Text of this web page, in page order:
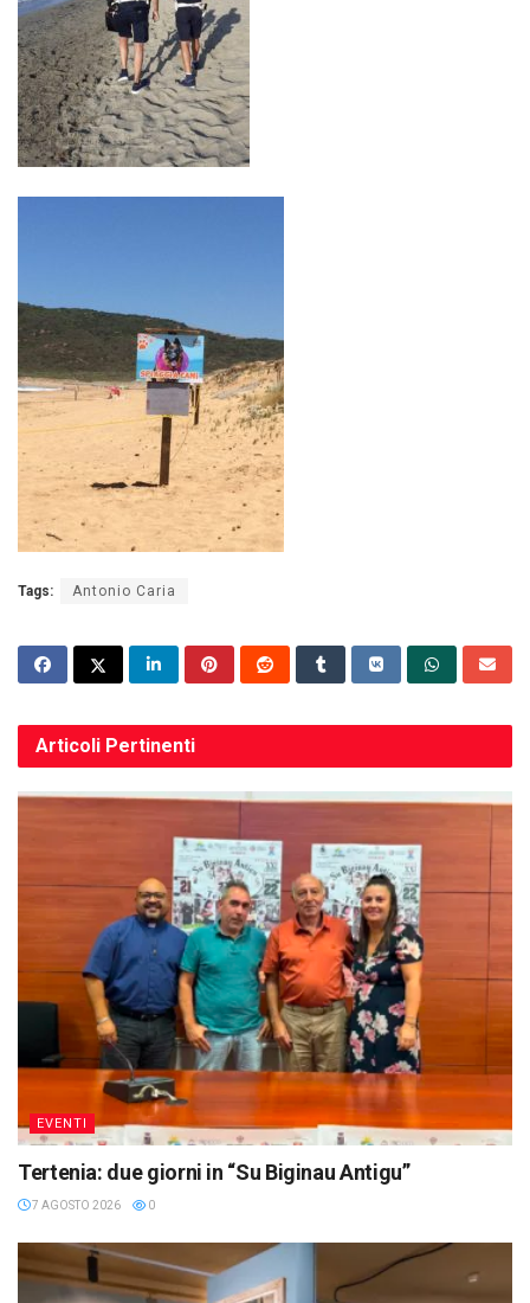
Tags: Antonio Caria
Articoli Pertinenti
EVENTI
Tertenia: due giorni in “Su Biginau Antigu”
7 AGOSTO 2026 0